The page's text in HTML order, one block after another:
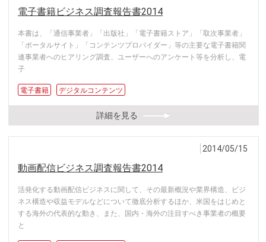
電子書籍ビジネス調査報告書2014
本書は、「通信事業者」「出版社」「電子書籍ストア」「取次事業者」
「ポータルサイト」「コンテンツプロバイダー」等の主要な電子書籍関
連事業者へのヒアリング調査、ユーザーへのアンケート等を分析し、電
子
電子書籍 デジタルコンテンツ
詳細を見る
2014/05/15
動画配信ビジネス調査報告書2014
活発化する動画配信ビジネスに関して、その最新概況や業界構造、ビジ
ネス構造や収益モデルなどについて徹底分析するほか、米国をはじめと
する海外の代表的な動き、また、国内・海外の注目すべき事業者の概要
と